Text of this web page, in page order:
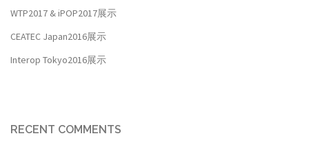
WTP2017 & iPOP2017展示
CEATEC Japan2016展示
Interop Tokyo2016展示
RECENT COMMENTS